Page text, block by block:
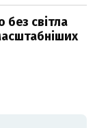
світла